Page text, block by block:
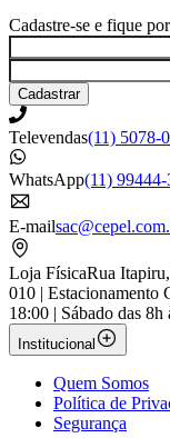
Cadastre-se e fique
Cadastrar
Televendas(11) 5078-
WhatsApp(11)
E-mail
Loja FísicaRua
010 | Estacionamento
18:00 | Sábado das 8h
Institucional
Quem Somos
Política de
Segurança